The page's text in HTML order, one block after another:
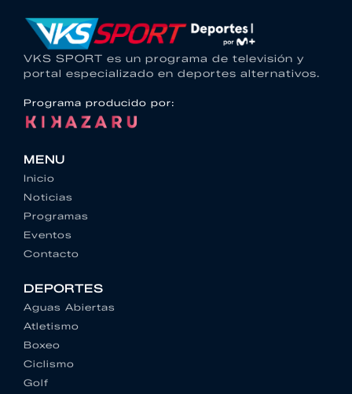
VKS SPORT es un programa de televisión y
portal especializado en deportes alternativos.
Programa producido por:
MENU
Inicio
Noticias
Programas
Eventos
Contacto
DEPORTES
Aguas Abiertas
Atletismo
Boxeo
Ciclismo
Golf